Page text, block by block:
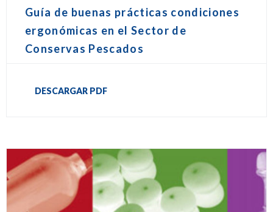
Guía de buenas prácticas condiciones
ergonómicas en el Sector de
Conservas Pescados
DESCARGAR PDF